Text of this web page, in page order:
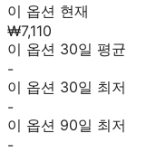
이 옵션 현재
₩7,110
이 옵션 30일 평균
-
이 옵션 30일 최저
-
이 옵션 90일 최저
-